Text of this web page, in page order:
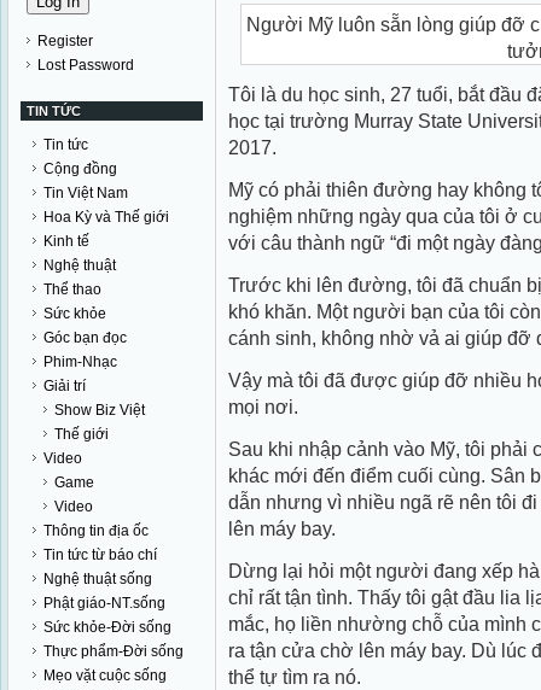
Register
Lost Password
TIN TỨC
Tin tức
Cộng đồng
Tin Việt Nam
Hoa Kỳ và Thế giới
Kinh tế
Nghệ thuật
Thể thao
Sức khỏe
Góc bạn đọc
Phim-Nhạc
Giải trí
Show Biz Việt
Thế giới
Video
Game
Video
Thông tin địa ốc
Tin tức từ báo chí
Nghệ thuật sống
Phật giáo-NT.sống
Sức khỏe-Đời sống
Thực phẩm-Đời sống
Mẹo vặt cuộc sống
Người Mỹ luôn sẵn lòng giúp đỡ
Tôi là du học sinh, 27 tuổi, bắt đầu
học tại trường Murray State
2017.
Mỹ có phải thiên đường hay không
nghiệm những ngày qua của tôi ở
với câu thành ngữ “đi một ngày
Trước khi lên đường, tôi đã chuẩn
khó khăn. Một người bạn của tôi
cánh sinh, không nhờ vả ai giúp đỡ
Vậy mà tôi đã được giúp đỡ nhiều
mọi nơi.
Sau khi nhập cảnh vào Mỹ, tôi phải
khác mới đến điểm cuối cùng. Sân
dẫn nhưng vì nhiều ngã rẽ nên tôi
lên máy bay.
Dừng lại hỏi một người đang xếp
chỉ rất tận tình. Thấy tôi gật đầu lia
mắc, họ liền nhường chỗ của mình
ra tận cửa chờ lên máy bay. Dù lúc
thể tự tìm ra nó.